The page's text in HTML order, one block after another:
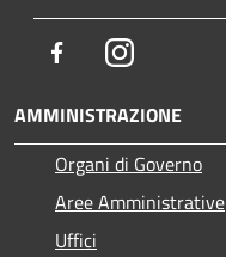
FacebookInstagram
AMMINISTRAZIONE
Organi di Governo
Aree Amministrative
Uffici